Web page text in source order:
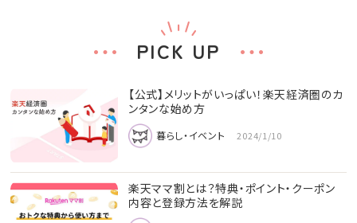
PICK UP
【公式】メリットがいっぱい！楽天経済圏のカ
ンタンな始め方
暮らし・イベント 2024/1/10
楽天ママ割とは？特典・ポイント・クーポン
内容と登録方法を解説